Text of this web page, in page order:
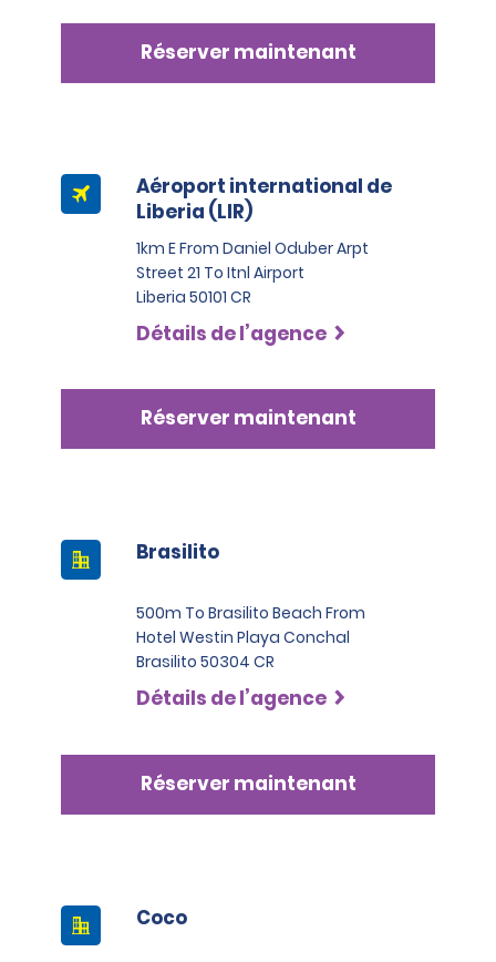
L’un de ces documents doit être une carte Visa,
MasterCard ou American Express, de la catégorie
Réserver maintenant
Aéroport international de
Liberia (LIR)
1km E From Daniel Oduber Arpt
Street 21 To Itnl Airport
Liberia 50101 CR
Détails de l’agence
Réserver maintenant
Brasilito
500m To Brasilito Beach From
Hotel Westin Playa Conchal
Brasilito 50304 CR
Détails de l’agence
Réserver maintenant
Coco